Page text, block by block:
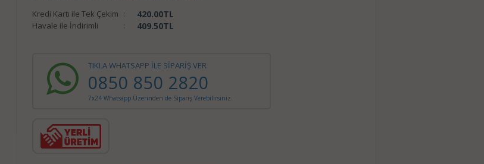
Kredi Kartı ile Tek Çekim : 420.00TL
Havale ile İndirimli : 409.50TL
TIKLA WHATSAPP İLE SİPARİŞ VER
0850 850 2820
7x24 Whatsapp Üzerinden de Sipariş Verebilirsiniz.